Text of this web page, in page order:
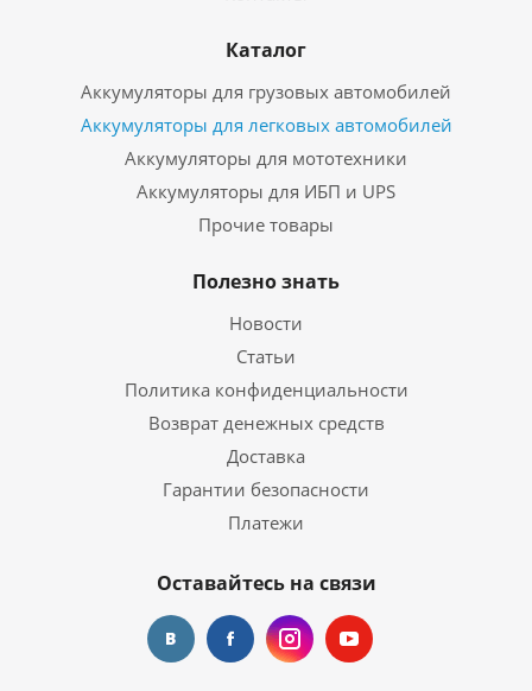
Каталог
Аккумуляторы для грузовых автомобилей
Аккумуляторы для легковых автомобилей
Аккумуляторы для мототехники
Аккумуляторы для ИБП и UPS
Прочие товары
Полезно знать
Новости
Статьи
Политика конфиденциальности
Возврат денежных средств
Доставка
Гарантии безопасности
Платежи
Оставайтесь на связи